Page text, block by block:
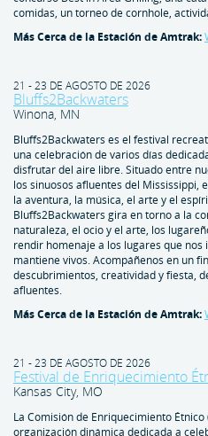
comidas, un torneo de cornhole,
Más Cerca de la Estación de Amtrak:
21 - 23 DE AGOSTO DE 2026
Bluffs2Backwaters
Winona, MN
Bluffs2Backwaters es el festival
una celebración de varios días
disfrutar del aire libre. Situado entre
los sinuosos afluentes del Mississippi,
la aventura, la música, el arte y el
Bluffs2Backwaters gira en torno a la
naturaleza, el ocio y el arte, los
rendir homenaje a los lugares que nos
mantiene vivos. Acompáñenos en un
descubrimientos, creatividad y fiesta,
afluentes.
Más Cerca de la Estación de Amtrak:
21 - 23 DE AGOSTO DE 2026
Festival de Enriquecimiento
Kansas City, MO
La Comisión de Enriquecimiento Étnico
organización dinámica dedicada a